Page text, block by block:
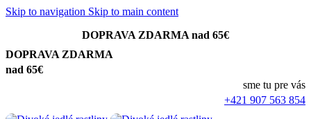
Skip to navigation Skip to main content
DOPRAVA ZDARMA nad 65€
DOPRAVA ZDARMA
nad 65€
sme tu pre vás
+421 907 563 854